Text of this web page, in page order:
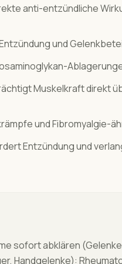
anti-entzündliche
und
Muskelkraft direkt
und Fibromyalgie-
Entzündung und
sofort abklären
Handgelenke):